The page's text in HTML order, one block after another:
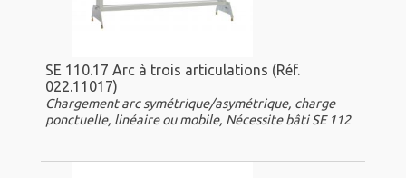
SE 110.17 Arc à trois articulations (Réf.
022.11017)
Chargement arc symétrique/asymétrique, charge
ponctuelle, linéaire ou mobile, Nécessite bâti SE 112